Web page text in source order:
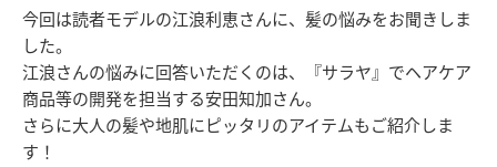
今回は読者モデルの江浪利恵さんに、髪の悩みをお聞きしま
した。
江浪さんの悩みに回答いただくのは、『サラヤ』でヘアケア
商品等の開発を担当する安田知加さん。
さらに大人の髪や地肌にピッタリのアイテムもご紹介しま
す！